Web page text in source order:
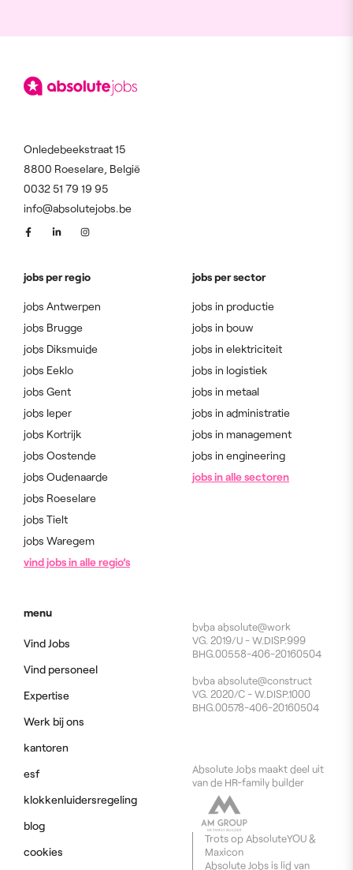
Onledebeekstraat 15
8800 Roeselare, België
0032 51 79 19 95
info@absolutejobs.be
menu
Vind Jobs
Vind personeel
Expertise
Werk bij ons
kantoren
esf
klokkenluidersregeling
blog
cookies
jobs per regio
jobs Antwerpen
jobs Brugge
jobs Diksmuide
jobs Eeklo
jobs Gent
jobs Ieper
jobs Kortrijk
jobs Oostende
jobs Oudenaarde
jobs Roeselare
jobs Tielt
jobs Waregem
vind jobs in alle regio’s
jobs per sector
jobs in productie
jobs in bouw
jobs in elektriciteit
jobs in logistiek
jobs in metaal
jobs in administratie
jobs in management
jobs in engineering
jobs in alle sectoren
Absolute Jobs maakt deel uit
van de HR-family builder
Trots op AbsoluteYOU&
Maxicon
Absolute Jobs is lid van
bvba absolute@work
VG. 2019/U - W.DISP.999
BHG.00558-406-20160504
bvba absolute@construct
VG. 2020/C - W.DISP.1000
BHG.00578-406-20160504